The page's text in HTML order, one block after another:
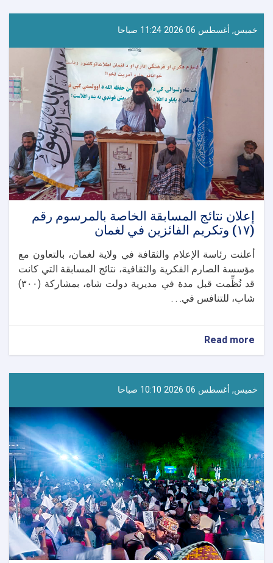
في
مختلف
لإحياء
يوم
استقلال
أفغانستان
خميس, أغسطس 06 2026 11:24 صباحا
إعلان نتائج المسابقة الخاصة بالمرسوم رقم
(١٧) وتكريم الفائزين في لغمان
أعلنت رئاسة الإعلام والثقافة في ولاية لغمان، بالتعاون مع
مؤسسة الصارم الفكرية والثقافية، نتائج المسابقة التي كانت
قد نُظِّمت قبل مدة في مديرية دولت شاه، بمشاركة (٣٠٠)
شاب، للتنافس في. . .
Read more
إعلان
المسابقة
الخاصة
وتكريم
الفائزين
في
لغمان
خميس, أغسطس 06 2026 10:10 صباحا